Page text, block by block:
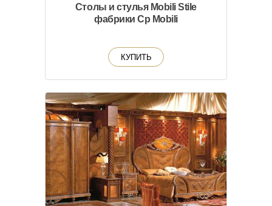
Столы и стулья Mobili Stile
фабрики Cp Mobili
КУПИТЬ